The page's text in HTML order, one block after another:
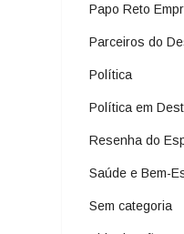
Papo Reto
Parceiros do
Política
Política em
Resenha do
Saúde e Bem-
Sem categoria